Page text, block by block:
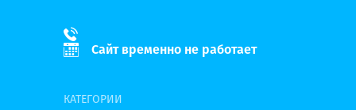
Сайт временно не работает
КАТЕГОРИИ